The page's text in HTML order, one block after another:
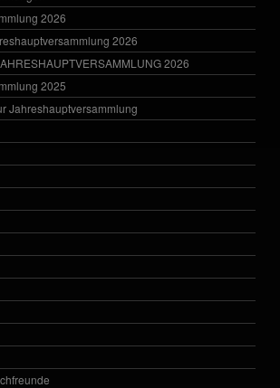
2026
2026
2026
2025
Jahreshauptversammlung